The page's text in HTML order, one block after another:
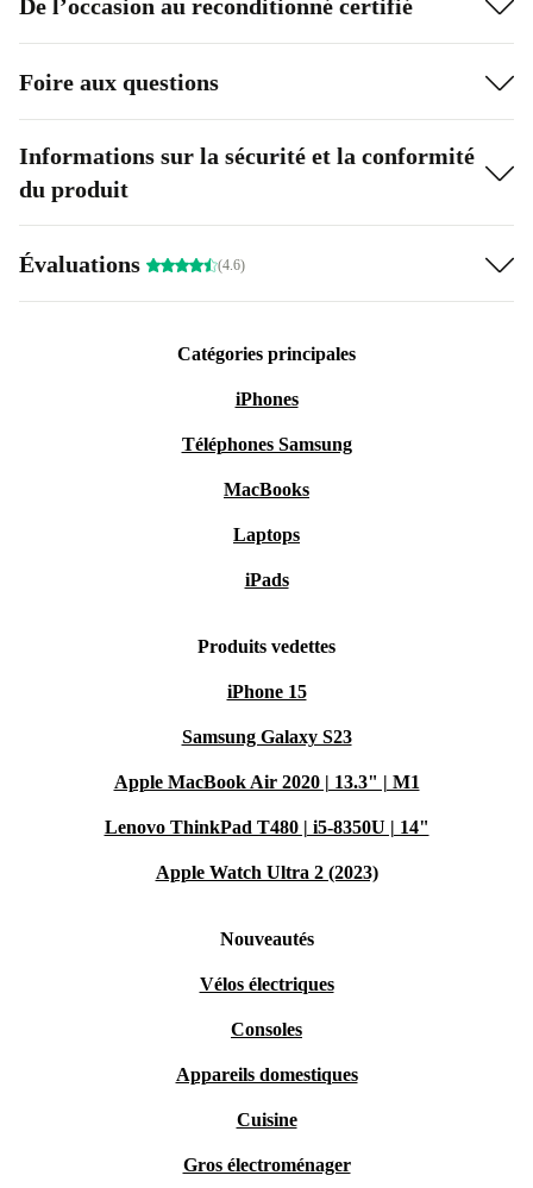
De l’occasion au reconditionné certifié
Foire aux questions
Informations sur la sécurité et la conformité
du produit
Évaluations (4.6)
Catégories principales
iPhones
Téléphones Samsung
MacBooks
Laptops
iPads
Produits vedettes
iPhone 15
Samsung Galaxy S23
Apple MacBook Air 2020 | 13.3" | M1
Lenovo ThinkPad T480 | i5-8350U | 14"
Apple Watch Ultra 2 (2023)
Nouveautés
Vélos électriques
Consoles
Appareils domestiques
Cuisine
Gros électroménager